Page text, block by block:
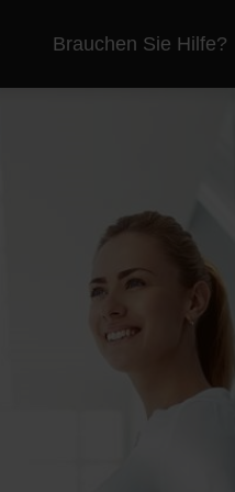
Brauchen Sie Hilfe?